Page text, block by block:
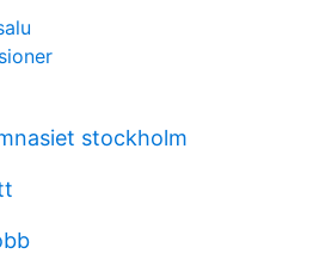
stockholm